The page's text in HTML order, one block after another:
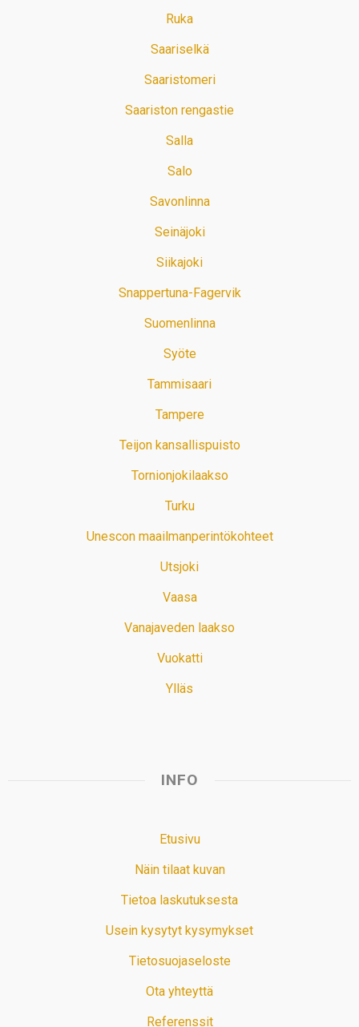
Ruka
Saariselkä
Saaristomeri
Saariston rengastie
Salla
Salo
Savonlinna
Seinäjoki
Siikajoki
Snappertuna-Fagervik
Suomenlinna
Syöte
Tammisaari
Tampere
Teijon kansallispuisto
Tornionjokilaakso
Turku
Unescon maailmanperintökohteet
Utsjoki
Vaasa
Vanajaveden laakso
Vuokatti
Ylläs
INFO
Etusivu
Näin tilaat kuvan
Tietoa laskutuksesta
Usein kysytyt kysymykset
Tietosuojaseloste
Ota yhteyttä
Referenssit